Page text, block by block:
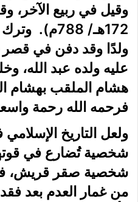
وقيل في ربيع الآخر،
172هـ/
ولدًا وقد دفن في
عليه ولده عبد الله،
هشام الملقب بهشام
فرحمه الله رحمة
ولعل التاريخ
شخصية تُضارع في
شخصية صقر قريش،
من غمار العدم بعد فقد